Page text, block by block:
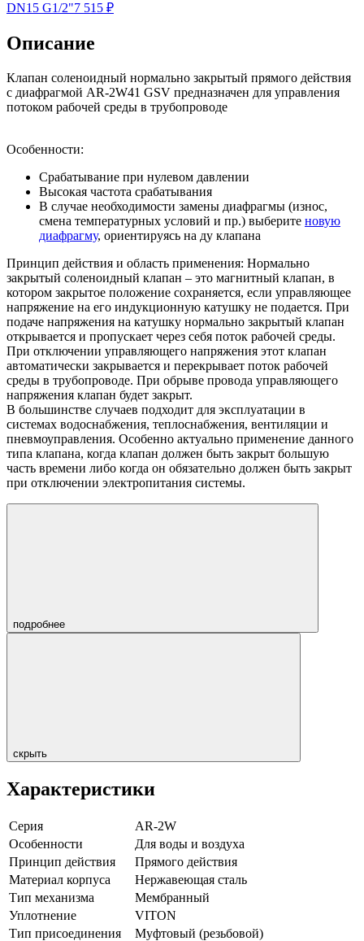
DN15 G1/2"7 515 ₽
Описание
Клапан соленоидный нормально закрытый прямого действия
с диафрагмой AR-2W41 GSV предназначен для управления
потоком рабочей среды в трубопроводе
Особенности:
Срабатывание при нулевом давлении
Высокая частота срабатывания
В случае необходимости замены диафрагмы (износ,
смена температурных условий и пр.) выберите новую
диафрагму, ориентируясь на ду клапана
Принцип действия и область применения: Нормально
закрытый соленоидный клапан – это магнитный клапан, в
котором закрытое положение сохраняется, если управляющее
напряжение на его индукционную катушку не подается. При
подаче напряжения на катушку нормально закрытый клапан
открывается и пропускает через себя поток рабочей среды.
При отключении управляющего напряжения этот клапан
автоматически закрывается и перекрывает поток рабочей
среды в трубопроводе. При обрыве провода управляющего
напряжения клапан будет закрыт.
В большинстве случаев подходит для эксплуатации в
системах водоснабжения, теплоснабжения, вентиляции и
пневмоуправления. Особенно актуально применение данного
типа клапана, когда клапан должен быть закрыт большую
часть времени либо когда он обязательно должен быть закрыт
при отключении электропитания системы.
подробнее
скрыть
Характеристики
Серия
AR-2W
Особенности
Для воды и воздуха
Принцип действия
Прямого действия
Материал корпуса
Нержавеющая сталь
Тип механизма
Мембранный
Уплотнение
VITON
Тип присоединения
Муфтовый (резьбовой)